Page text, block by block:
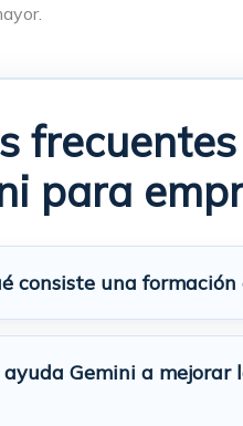
para
consiste una
ayuda Gemini a